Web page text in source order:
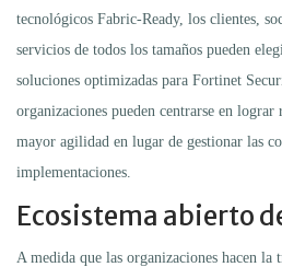
tecnológicos Fabric-Ready, los clientes,
servicios de todos los tamaños pueden
soluciones optimizadas para Fortinet
organizaciones pueden centrarse en lograr
mayor agilidad en lugar de gestionar las
implementaciones.
Ecosistema abierto
A medida que las organizaciones hacen